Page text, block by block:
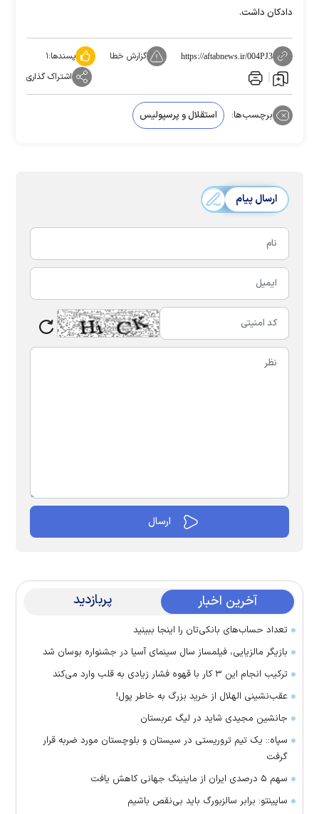
دادکان داشت.
https://aftabnews.ir/004PJ3 گزارش خطا پسندها:۱
اشتراک گذاری
برچسب‌ها: استقلال و پرسپولیس
ارسال پیام
آخرین اخبار پربازدید
تعداد حساب‌های بانکی‌تان را اینجا ببینید
بازیگر مالزیایی، فیلمساز سال سینمای آسیا در جشنواره بوسان شد
ترکیب انجام این ۳ کار با قهوه فشار زیادی به قلب وارد می‌کند
عقب‌نشینی الهلال از خرید بزرگ به خاطر پول!
جانشین مجیدی شاید در لیگ عربستان
سپاه:: یک تیم تروریستی در سیستان و بلوچستان مورد ضربه قرار
گرفت
سهم ۵ درصدی ایران از ماینینگ جهانی کاهش یافت
ساپینتو: برابر سالزبورگ باید بی‌نقص باشیم